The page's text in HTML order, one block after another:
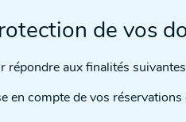
de vos
répondre aux finalités
en compte de vos réservations